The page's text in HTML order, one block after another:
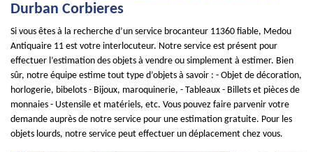
Durban Corbieres
Si vous êtes à la recherche d’un service brocanteur 11360 fiable, Medou
Antiquaire 11 est votre interlocuteur. Notre service est présent pour
effectuer l’estimation des objets à vendre ou simplement à estimer. Bien
sûr, notre équipe estime tout type d’objets à savoir : - Objet de décoration,
horlogerie, bibelots - Bijoux, maroquinerie, - Tableaux - Billets et pièces de
monnaies - Ustensile et matériels, etc. Vous pouvez faire parvenir votre
demande auprès de notre service pour une estimation gratuite. Pour les
objets lourds, notre service peut effectuer un déplacement chez vous.